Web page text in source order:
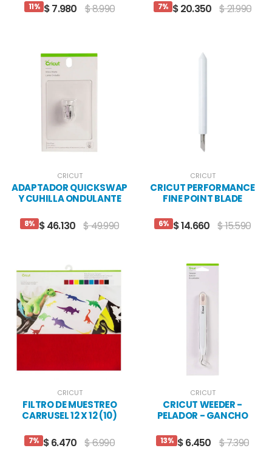
11% $ 7.980 $ 8.990 7% $ 20.350 $ 21.990
CRICUT
ADAPTADOR QUICKSWAP
Y CUHILLA ONDULANTE
8% $ 46.130 $ 49.990
CRICUT
CRICUT PERFORMANCE
FINE POINT BLADE
6% $ 14.660 $ 15.590
CRICUT
FILTRO DE MUESTREO
CARRUSEL 12 X 12 (10)
7% $ 6.470 $ 6.990
CRICUT
CRICUT WEEDER -
PELADOR - GANCHO
13% $ 6.450 $ 7.390